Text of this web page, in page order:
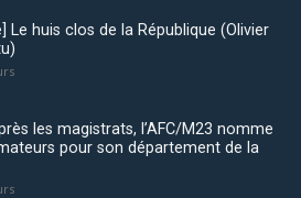
Le huis clos de la République (Olivier
les magistrats, l’AFC/M23 nomme
pour son département de la